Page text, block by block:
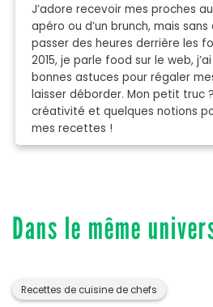
J’adore recevoir mes proches
apéro ou d’un brunch, mais
passer des heures derrière les
2015, je parle food sur le web,
bonnes astuces pour régaler
laisser déborder. Mon petit truc
créativité et quelques notions
mes recettes !
Dans le même
Recettes de cuisine de chefs